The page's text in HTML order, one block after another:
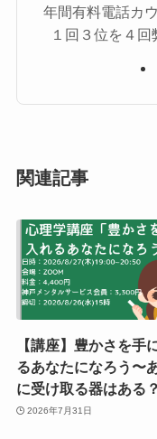
年間有料電話カ
１回３位を４回
関連記事
【講座】豊かさを手
るあなたになろう〜
に受け取る器はある
2026年7月31日